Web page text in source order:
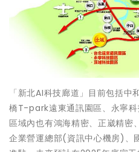
「新北AI科技廊道」目前包括
橋T-park遠東通訊園區、永寧
區域內也有鴻海精密、正崴精密
企業營運總部(資訊中心機房)、